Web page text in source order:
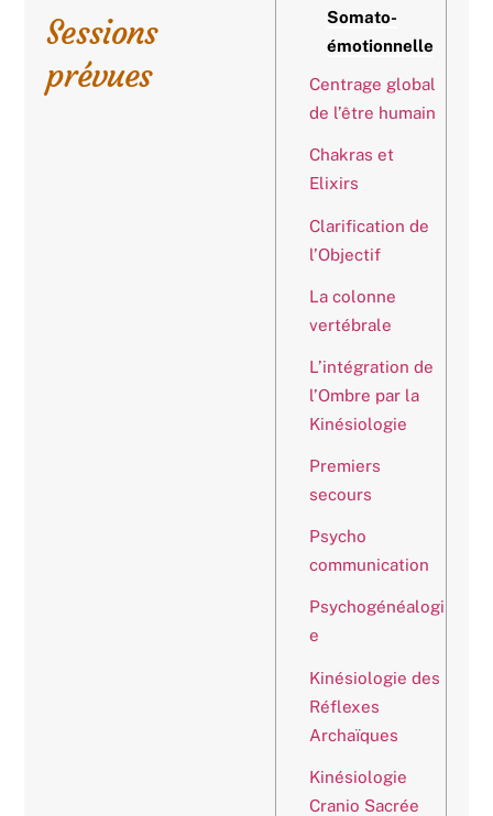
Sessions
prévues
Somato-
émotionnelle
Centrage global
de l’être humain
Chakras et
Elixirs
Clarification de
l’Objectif
La colonne
vertébrale
L’intégration de
l’Ombre par la
Kinésiologie
Premiers
secours
Psycho
communication
Psychogénéalogi
e
Kinésiologie des
Réflexes
Archaïques
Kinésiologie
Cranio Sacrée